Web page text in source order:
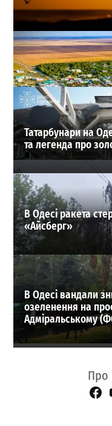
Одесу накриє нова
довгоочікуване
03-08-2026 в 19:24
ВИБІР РЕДАКЦІЇ
Татарбунари на
та легенда про
В Одесі ракета
«Айсберг»
В Одесі вандали
озеленення на
Адміральському
Про